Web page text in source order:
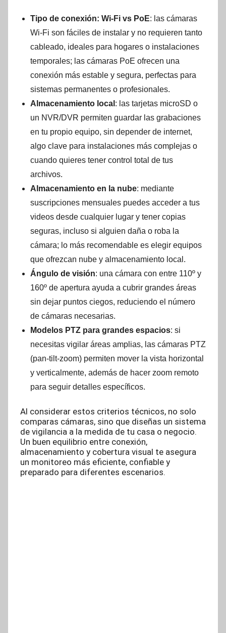
Tipo de conexión: Wi-Fi vs PoE: las cámaras
Wi-Fi son fáciles de instalar y no requieren tanto
cableado, ideales para hogares o instalaciones
temporales; las cámaras PoE ofrecen una
conexión más estable y segura, perfectas para
sistemas permanentes o profesionales.
Almacenamiento local : las tarjetas microSD o
un NVR/DVR permiten guardar las grabaciones
en tu propio equipo, sin depender de internet,
algo clave para instalaciones más complejas o
cuando quieres tener control total de tus
archivos.
Almacenamiento en la nube: mediante
suscripciones mensuales puedes acceder a tus
videos desde cualquier lugar y tener copias
seguras, incluso si alguien daña o roba la
cámara; lo más recomendable es elegir equipos
que ofrezcan nube y almacenamiento local.
Ángulo de visión: una cámara con entre 110º y
160º de apertura ayuda a cubrir grandes áreas
sin dejar puntos ciegos, reduciendo el número
de cámaras necesarias.
Modelos PTZ para grandes espacios: si
necesitas vigilar áreas amplias, las cámaras PTZ
(pan-tilt-zoom) permiten mover la vista horizontal
y verticalmente, además de hacer zoom remoto
para seguir detalles específicos.
Al considerar estos criterios técnicos, no solo
comparas cámaras, sino que diseñas un sistema
de vigilancia a la medida de tu casa o negocio.
Un buen equilibrio entre conexión,
almacenamiento y cobertura visual te asegura
un monitoreo más eficiente, confiable y
preparado para diferentes escenarios.